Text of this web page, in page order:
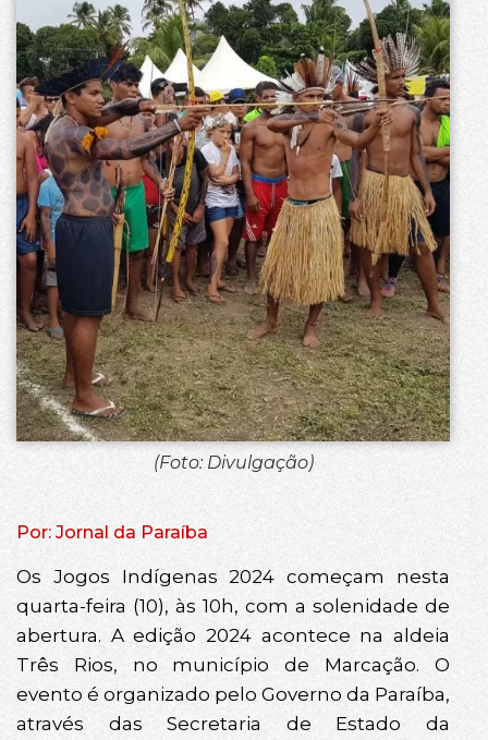
(Foto: Divulgação)
Por: Jornal da Paraíba
Os Jogos Indígenas 2024 começam nesta
quarta-feira (10), às 10h, com a solenidade de
abertura. A edição 2024 acontece na aldeia
Três Rios, no município de Marcação. O
evento é organizado pelo Governo da Paraíba,
através das Secretaria de Estado da